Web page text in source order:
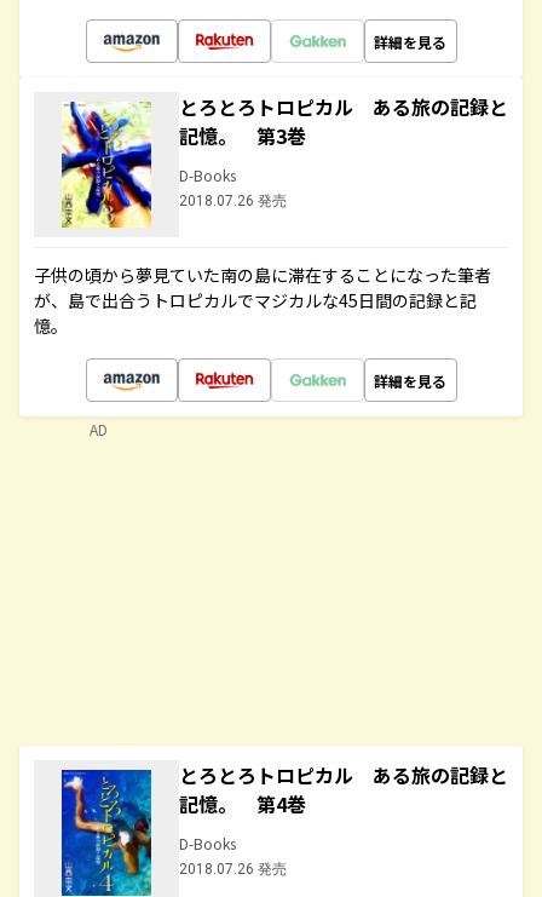
詳細を見る
とろとろトロピカル ある旅の記録と
記憶。 第3巻
D-Books
2018.07.26 発売
子供の頃から夢見ていた南の島に滞在することになった筆者
が、島で出合うトロピカルでマジカルな45日間の記録と記
憶。
詳細を見る
とろとろトロピカル ある旅の記録と
記憶。 第4巻
D-Books
2018.07.26 発売
AD